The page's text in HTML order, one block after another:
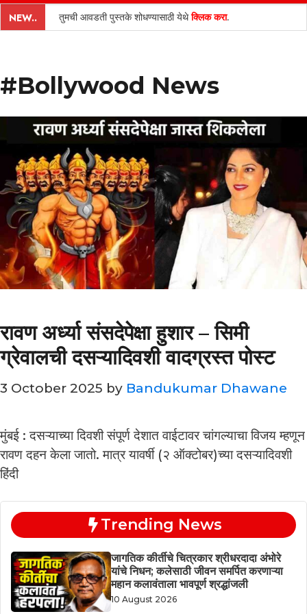
content
NEW.. तुमची आवडती पुस्तके शोधण्यासाठी येथेक्लिक करा.
#Bollywood News
रावण अर्ध्या संसदेपेक्षा हुशार – सिमी
ग्रेवालची दसऱ्यादिवशी वादग्रस्त पोस्ट
3 October 2025 by Bandukumar Dhawane
मुंबई : दसऱ्याच्या दिवशी संपूर्ण देशात वाईटावर चांगल्याचा विजय म्हणून
रावण दहन केला जातो. मात्र यावर्षी (२ ऑक्टोबर)च्या दसऱ्यादिवशी
हिंदी
Trending News
जागतिक कीर्तीचे चित्रकार श्रीधरदादा अंभोरे
यांचे निधन; कलेसाठी जीवन समर्पित करणाऱ्या
महान कलावंताला भावपूर्ण श्रद्धांजली
10 August 2026